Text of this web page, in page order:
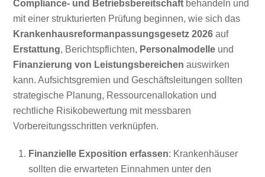
Compliance- und Betriebsbereitschaft behandeln und
mit einer strukturierten Prüfung beginnen, wie sich das
Krankenhausreformanpassungsgesetz 2026 auf
Erstattung, Berichtspflichten, Personalmodelle und
Finanzierung von Leistungsbereichen auswirken
kann. Aufsichtsgremien und Geschäftsleitungen sollten
strategische Planung, Ressourcenallokation und
rechtliche Risikobewertung mit messbaren
Vorbereitungsschritten verknüpfen.
Finanzielle Exposition erfassen: Krankenhäuser
sollten die erwarteten Einnahmen unter den